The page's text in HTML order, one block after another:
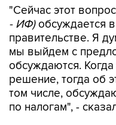
"Сейчас этот вопрос
- ИФ)обсуждается
правительстве. Я
мы выйдем с
обсуждаются.
решение, тогда об
том числе,
по налогам", -